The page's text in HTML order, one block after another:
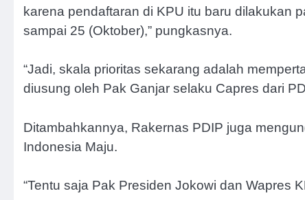
karena pendaftaran di KPU itu baru dilakukan
sampai 25 (Oktober),” pungkasnya.
“Jadi, skala prioritas sekarang adalah
diusung oleh Pak Ganjar selaku Capres dari
Ditambahkannya, Rakernas PDIP juga
Indonesia Maju.
“Tentu saja Pak Presiden Jokowi dan Wapres